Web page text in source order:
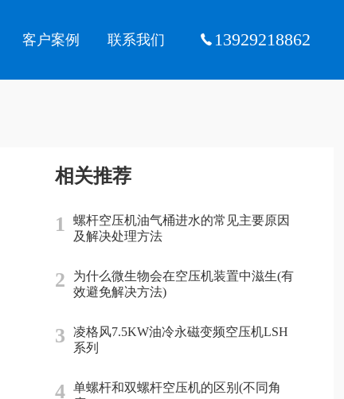
客户案例 联系我们 13929218862
相关推荐
1
螺杆空压机油气桶进水的常见主要原因
及解决处理方法
2
为什么微生物会在空压机装置中滋生(有
效避免解决方法)
3
凌格风7.5KW油冷永磁变频空压机LSH
系列
4
单螺杆和双螺杆空压机的区别(不同角